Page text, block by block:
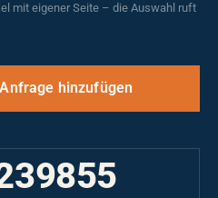
mit eigener Seite – die Auswahl ruft